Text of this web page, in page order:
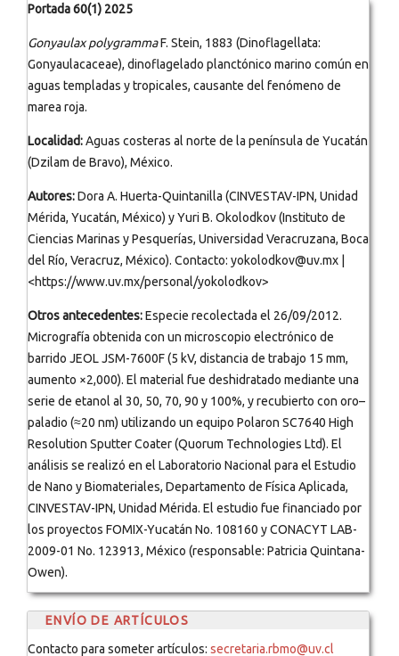
Portada 60(1) 2025
Gonyaulax polygrammaF. Stein, 1883 (Dinoflagellata:
Gonyaulacaceae), dinoflagelado planctónico marino común en
aguas templadas y tropicales, causante del fenómeno de
marea roja.
Localidad:Aguas costeras al norte de la península de Yucatán
(Dzilam de Bravo), México.
Autores:Dora A. Huerta-Quintanilla (CINVESTAV-IPN, Unidad
Mérida, Yucatán, México) y Yuri B. Okolodkov (Instituto de
Ciencias Marinas y Pesquerías, Universidad Veracruzana, Boca
del Río, Veracruz, México). Contacto: yokolodkov@uv.mx |
<https://www.uv.mx/personal/yokolodkov>
Otros antecedentes:Especie recolectada el 26/09/2012.
Micrografía obtenida con un microscopio electrónico de
barrido JEOL JSM-7600F (5 kV, distancia de trabajo 15 mm,
aumento ×2,000). El material fue deshidratado mediante una
serie de etanol al 30, 50, 70, 90 y 100%, y recubierto con oro–
paladio (≈20 nm) utilizando un equipo Polaron SC7640 High
Resolution Sputter Coater (Quorum Technologies Ltd). El
análisis se realizó en el Laboratorio Nacional para el Estudio
de Nano y Biomateriales, Departamento de Física Aplicada,
CINVESTAV-IPN, Unidad Mérida. El estudio fue financiado por
los proyectos FOMIX-Yucatán No. 108160 y CONACYT LAB-
2009-01 No. 123913, México (responsable: Patricia Quintana-
Owen).
ENVÍO DE ARTÍCULOS
Contacto para someter artículos: secretaria.rbmo@uv.cl